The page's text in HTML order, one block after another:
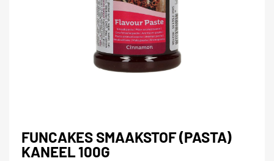
FUNCAKES SMAAKSTOF (PASTA)
KANEEL 100G